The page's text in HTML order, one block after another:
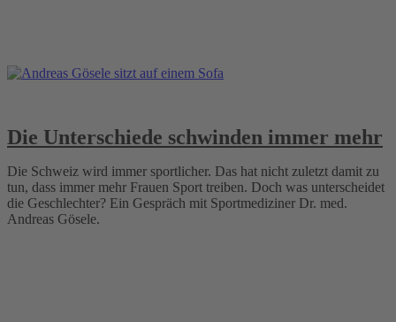
Die Unterschiede schwinden immer mehr
Die Schweiz wird immer sportlicher. Das hat nicht zuletzt damit zu
tun, dass immer mehr Frauen Sport treiben. Doch was unterscheidet
die Geschlechter? Ein Gespräch mit Sportmediziner Dr. med.
Andreas Gösele.